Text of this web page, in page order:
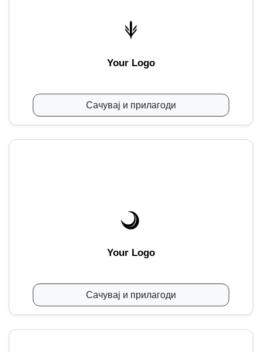
Your Logo
Сачувај и прилагоди
Your Logo
Сачувај и прилагоди